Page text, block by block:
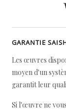
GARANTIE
Les œuvres
moyen d'un
garantit leur
Si l'œuvre ne